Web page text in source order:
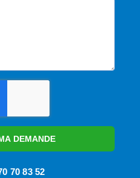
DEMANDE
70 83 52